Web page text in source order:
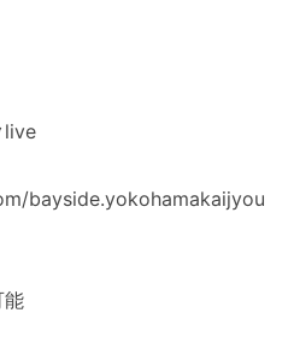
live
bayside.yokohamakaijyou
能